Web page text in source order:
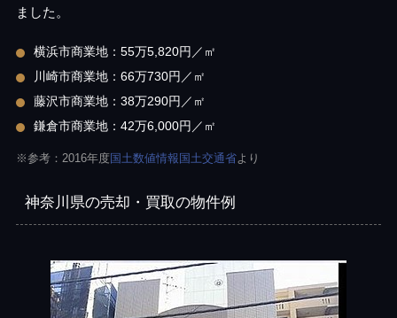
ました。
横浜市商業地：55万5,820円／㎡
川崎市商業地：66万730円／㎡
藤沢市商業地：38万290円／㎡
鎌倉市商業地：42万6,000円／㎡
※参考：2016年度国土数値情報国土交通省より
神奈川県の売却・買取の物件例